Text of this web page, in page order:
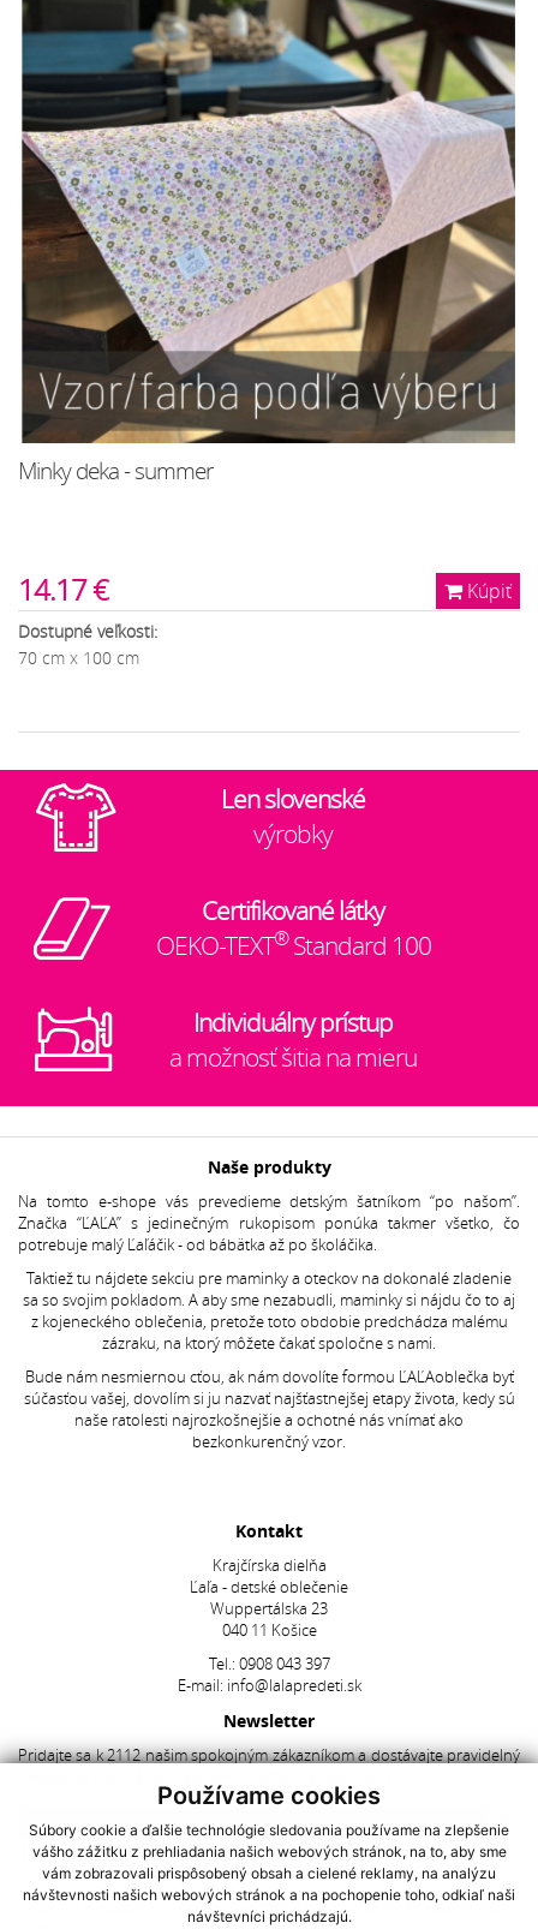
Používame cookies
Súbory cookie a ďalšie technológie sledovania používame na zlepšenie
vášho zážitku z prehliadania našich webových stránok, na to, aby sme
vám zobrazovali prispôsobený obsah a cielené reklamy, na analýzu
návštevnosti našich webových stránok a na pochopenie toho, odkiaľ naši
návštevníci prichádzajú.
Minky deka - summer
Kúpiť
14.17 €
Dostupné veľkosti:
70 cm x 100 cm
Len slovenské
výrobky
Certifikované látky
OEKO-TEXT®Standard 100
Individuálny prístup
a možnosť šitia na mieru
Naše produkty
Na tomto e-shope vás prevedieme detským šatníkom “po našom”.
Značka “ĽAĽA” s jedinečným rukopisom ponúka takmer všetko, čo
potrebuje malý Ľaľáčik - od bábätka až po školáčika.
Taktiež tu nájdete sekciu pre maminky a oteckov na dokonalé zladenie
sa so svojim pokladom. A aby sme nezabudli, maminky si nájdu čo to aj
z kojeneckého oblečenia, pretože toto obdobie predchádza malému
zázraku, na ktorý môžete čakať spoločne s nami.
Bude nám nesmiernou cťou, ak nám dovolíte formou ĽAĽAoblečka byť
súčasťou vašej, dovolím si ju nazvať najšťastnejšej etapy života, kedy sú
naše ratolesti najrozkošnejšie a ochotné nás vnímať ako
bezkonkurenčný vzor.
Kontakt
Krajčírska dielňa
Ľaľa - detské oblečenie
Wuppertálska 23
040 11 Košice
Tel.: 0908 043 397
E-mail: info@lalapredeti.sk
Newsletter
Pridajte sa k 2112 našim spokojným zákazníkom a dostávajte pravidelný
Súhlasím so spracovaním osobných údajov
AKCIOVÉ PRODUKTY NAJNOVŠIE V PONUKE |
OCHRANA OSOBNÝCH